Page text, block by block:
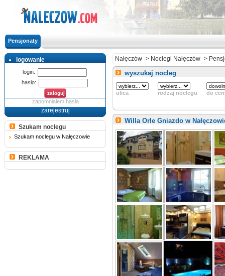
Pensjonaty
logowanie
login:
hasło:
zapomniałem hasła
zarejestruj
Szukam noclegu
Szukam noclegu w Nałęczowie
REKLAMA
Nałęczów -> Noclegi Nałęczów ->
wyszukaj nocleg
ulica rodzaj noclegu do
Willa Orle Gniazdo w